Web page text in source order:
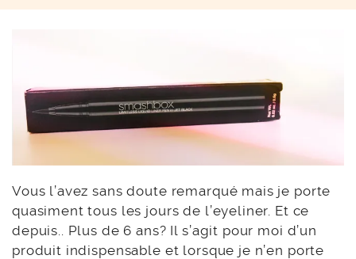
Vous l’avez sans doute remarqué mais je porte
quasiment tous les jours de l’eyeliner. Et ce
depuis.. Plus de 6 ans? Il s’agit pour moi d’un
produit indispensable et lorsque je n’en porte